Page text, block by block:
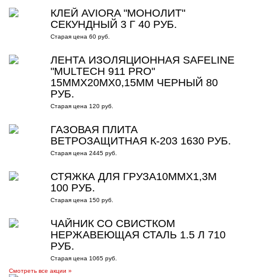
КЛЕЙ AVIORA "МОНОЛИТ"
СЕКУНДНЫЙ 3 Г 40 РУБ.
Старая цена 60 руб.
ЛЕНТА ИЗОЛЯЦИОННАЯ SAFELINE
"MULTECH 911 PRO"
15ММХ20МХ0,15ММ ЧЕРНЫЙ 80
РУБ.
Старая цена 120 руб.
ГАЗОВАЯ ПЛИТА
ВЕТРОЗАЩИТНАЯ К-203 1630 РУБ.
Старая цена 2445 руб.
СТЯЖКА ДЛЯ ГРУЗА10ММХ1,3М
100 РУБ.
Старая цена 150 руб.
ЧАЙНИК СО СВИСТКОМ
НЕРЖАВЕЮЩАЯ СТАЛЬ 1.5 Л 710
РУБ.
Старая цена 1065 руб.
Смотреть все акции »